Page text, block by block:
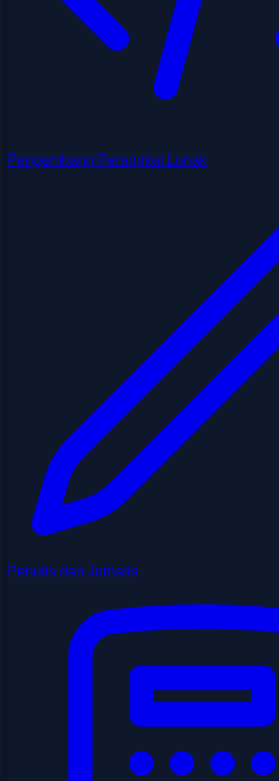
Pengembang Perangkat Lunak
Penulis dan Jurnalis